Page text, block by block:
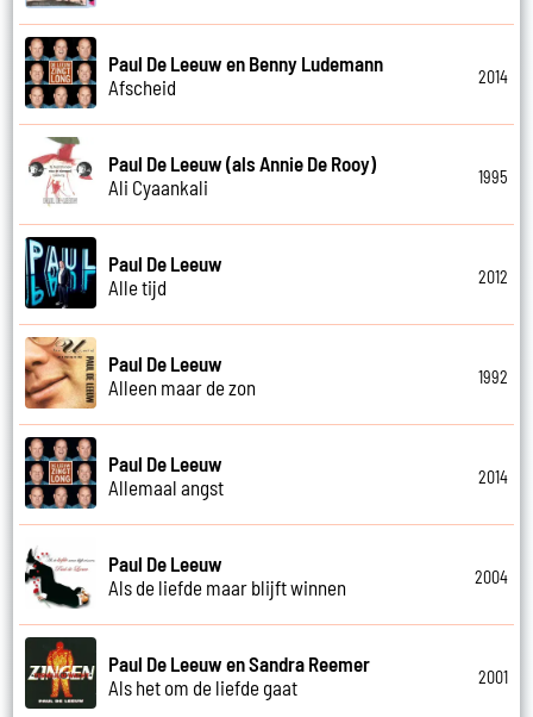
Paul De Leeuw en Benny Ludemann
Afscheid
2014
Paul De Leeuw (als Annie De Rooy)
Ali Cyaankali
1995
Paul De Leeuw
Alle tijd
2012
Paul De Leeuw
Alleen maar de zon
1992
Paul De Leeuw
Allemaal angst
2014
Paul De Leeuw
Als de liefde maar blijft winnen
2004
Paul De Leeuw en Sandra Reemer
Als het om de liefde gaat
2001